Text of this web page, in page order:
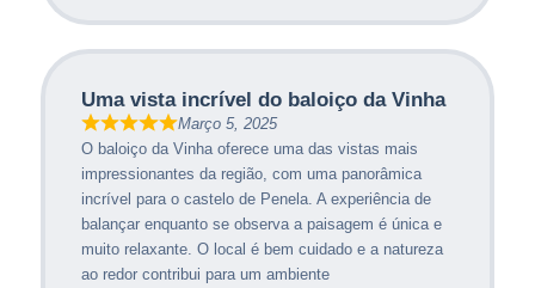
Uma vista incrível do baloiço da Vinha
Março 5, 2025
O baloiço da Vinha oferece uma das vistas mais
impressionantes da região, com uma panorâmica
incrível para o castelo de Penela. A experiência de
balançar enquanto se observa a paisagem é única e
muito relaxante. O local é bem cuidado e a natureza
ao redor contribui para um ambiente